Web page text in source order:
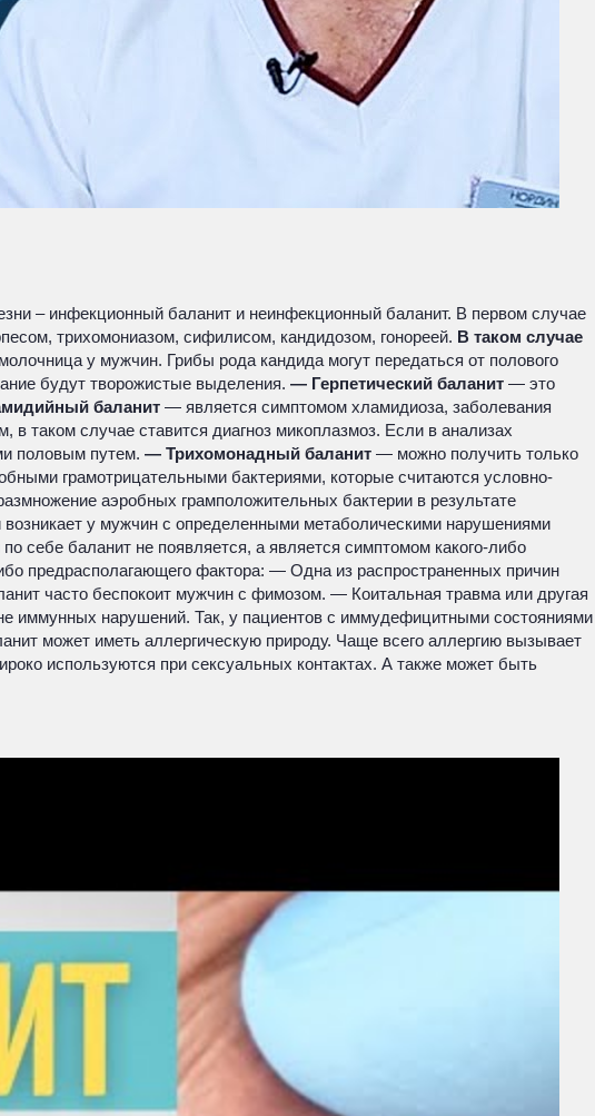
– инфекционный баланит и неинфекционный баланит. В первом случае
трихомониазом, сифилисом, кандидозом, гонореей. В таком случае
у мужчин. Грибы рода кандида могут передаться от полового
будут творожистые выделения. — Герпетический баланит — это
баланит — является симптомом хламидиоза, заболевания
таком случае ставится диагноз микоплазмоз. Если в анализах
половым путем. — Трихомонадный баланит — можно получить только
грамотрицательными бактериями, которые считаются условно-
аэробных грамположительных бактерии в результате
у мужчин с определенными метаболическими нарушениями
себе баланит не появляется, а является симптомом какого-либо
предрасполагающего фактора: — Одна из распространенных причин
часто беспокоит мужчин с фимозом. — Коитальная травма или другая
иммунных нарушений. Так, у пациентов с иммудефицитными состояниями
может иметь аллергическую природу. Чаще всего аллергию вызывает
используются при сексуальных контактах. А также может быть